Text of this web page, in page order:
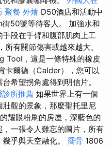
聚餐 外燴 D50酒店和活動中
50號等待客人。 加強水和
段在手臂和腹部肌肉上工
有關節傷害或越來越大。
Tool，這是一條特殊的橡皮
卡爾德（Calder），您可以
希望拐角處得到明信片。
診所推薦 如果世界上有一個
觀的景象，那麼聖托里尼
耀眼粉刷的房屋，深藍色的
一張​​令人難忘的圖片，所有
乎與天空融化。 喬骨 1806